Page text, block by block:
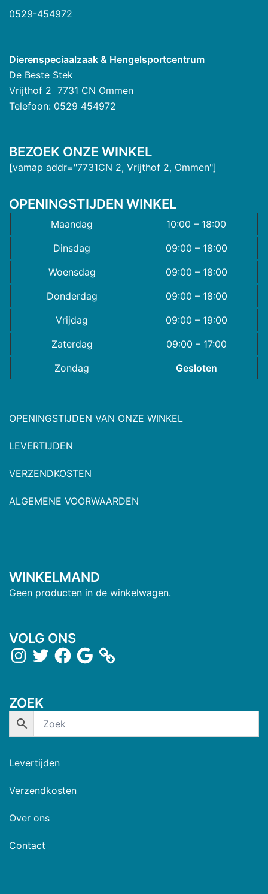
0529-454972
Dierenspeciaalzaak & Hengelsportcentrum
De Beste Stek
Vrijthof 2 7731 CN Ommen
Telefoon: 0529 454972
BEZOEK ONZE WINKEL
[vamap addr="7731CN 2, Vrijthof 2, Ommen"]
OPENINGSTIJDEN WINKEL
Maandag
10:00 – 18:00
Dinsdag
09:00 – 18:00
Woensdag
09:00 – 18:00
Donderdag
09:00 – 18:00
Vrijdag
09:00 – 19:00
Zaterdag
09:00 – 17:00
Zondag
Gesloten
OPENINGSTIJDEN VAN ONZE WINKEL
LEVERTIJDEN
VERZENDKOSTEN
ALGEMENE VOORWAARDEN
WINKELMAND
Geen producten in de winkelwagen.
VOLG ONS
ZOEK
Levertijden
Verzendkosten
Over ons
Contact